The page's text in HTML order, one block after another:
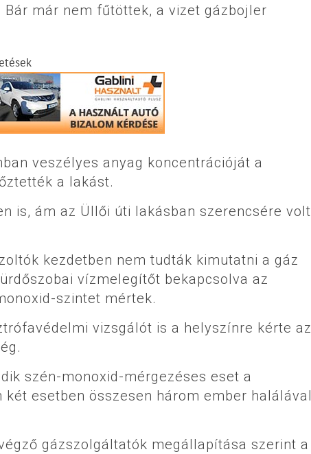
már nem fűtöttek, a vizet gázbojler
veszélyes anyag koncentrációját a
a lakást.
is, ám az Üllői úti lakásban szerencsére volt
kezdetben nem tudták kimutatni a gáz
vízmelegítőt bekapcsolva az
szintet mértek.
vizsgálót is a helyszínre kérte az
szén-monoxid-mérgezéses eset a
esetben összesen három ember halálával
gázszolgáltatók megállapítása szerint a